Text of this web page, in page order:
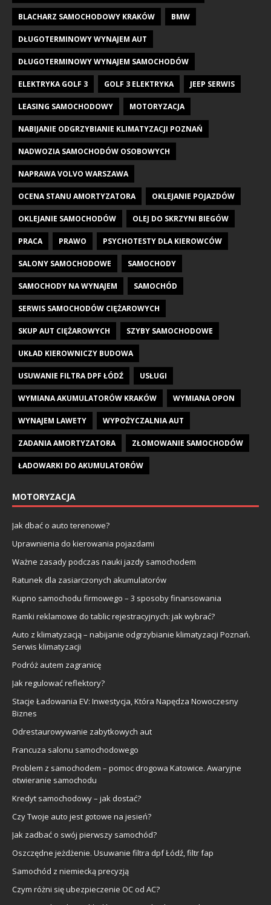
BLACHARZ SAMOCHODOWY KRAKÓW BMW
DŁUGOTERMINOWY WYNAJEM AUT
DŁUGOTERMINOWY WYNAJEM SAMOCHODÓW
ELEKTRYKA GOLF 3 GOLF 3 ELEKTRYKA JEEP SERWIS
LEASING SAMOCHODOWY MOTORYZACJA
NABIJANIE ODGRZYBIANIE KLIMATYZACJI POZNAŃ
NADWOZIA SAMOCHODÓW OSOBOWYCH
NAPRAWA VOLVO WARSZAWA
OCENA STANU AMORTYZATORA OKLEJANIE POJAZDÓW
OKLEJANIE SAMOCHODÓW OLEJ DO SKRZYNI BIEGÓW
PRACA PRAWO PSYCHOTESTY DLA KIEROWCÓW
SALONY SAMOCHODOWE SAMOCHODY
SAMOCHODY NA WYNAJEM SAMOCHÓD
SERWIS SAMOCHODÓW CIĘŻAROWYCH
SKUP AUT CIĘŻAROWYCH SZYBY SAMOCHODOWE
UKŁAD KIEROWNICZY BUDOWA
USUWANIE FILTRA DPF ŁÓDŹ USŁUGI
WYMIANA AKUMULATORÓW KRAKÓW WYMIANA OPON
WYNAJEM LAWETY WYPOŻYCZALNIA AUT
ZADANIA AMORTYZATORA ZŁOMOWANIE SAMOCHODÓW
ŁADOWARKI DO AKUMULATORÓW
MOTORYZACJA
Jak dbać o auto terenowe?
Uprawnienia do kierowania pojazdami
Ważne zasady podczas nauki jazdy samochodem
Ratunek dla zasiarczonych akumulatorów
Kupno samochodu firmowego – 3 sposoby finansowania
Ramki reklamowe do tablic rejestracyjnych: jak wybrać?
Auto z klimatyzacją – nabijanie odgrzybianie klimatyzacji Poznań.
Serwis klimatyzacji
Podróż autem zagranicę
Jak regulować reflektory?
Stacje Ładowania EV: Inwestycja, Która Napędza Nowoczesny
Biznes
Odrestaurowywanie zabytkowych aut
Francuza salonu samochodowego
Problem z samochodem – pomoc drogowa Katowice. Awaryjne
otwieranie samochodu
Kredyt samochodowy – jak dostać?
Czy Twoje auto jest gotowe na jesień?
Jak zadbać o swój pierwszy samochód?
Oszczędne jeżdżenie. Usuwanie filtra dpf Łódź, filtr fap
Samochód z niemiecką precyzją
Czym różni się ubezpieczenie OC od AC?